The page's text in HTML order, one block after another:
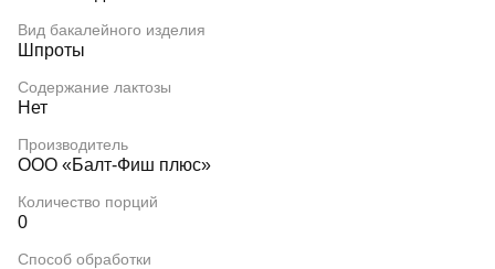
Вид бакалейного изделия
Шпроты
Содержание лактозы
Нет
Производитель
ООО «Балт-Фиш плюс»
Количество порций
0
Способ обработки